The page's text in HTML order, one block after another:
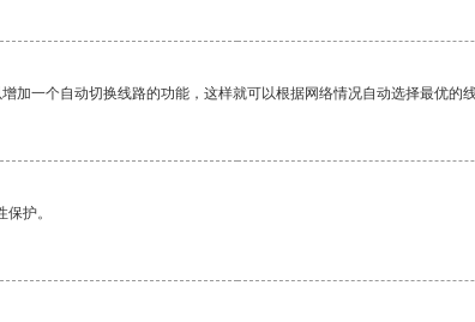
一个自动切换线路的功能，这样就可以根据网络情况自动选择最优的
护。